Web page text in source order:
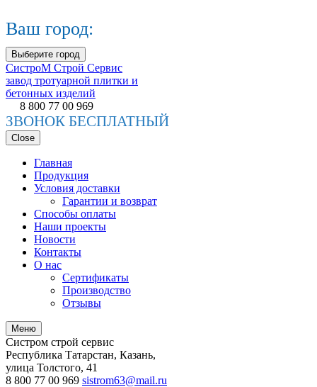
Ваш город:
Выберите город
СистроМ Строй Сервис
завод тротуарной плитки и
бетонных изделий
8 800 77 00 969
ЗВОНОК БЕСПЛАТНЫЙ
Close
Главная
Продукция
Условия доставки
Гарантии и возврат
Способы оплаты
Наши проекты
Новости
Контакты
О нас
Сертификаты
Производство
Отзывы
Меню
Систром строй сервис
Республика Татарстан, Казань,
улица Толстого, 41
8 800 77 00 969 sistrom63@mail.ru